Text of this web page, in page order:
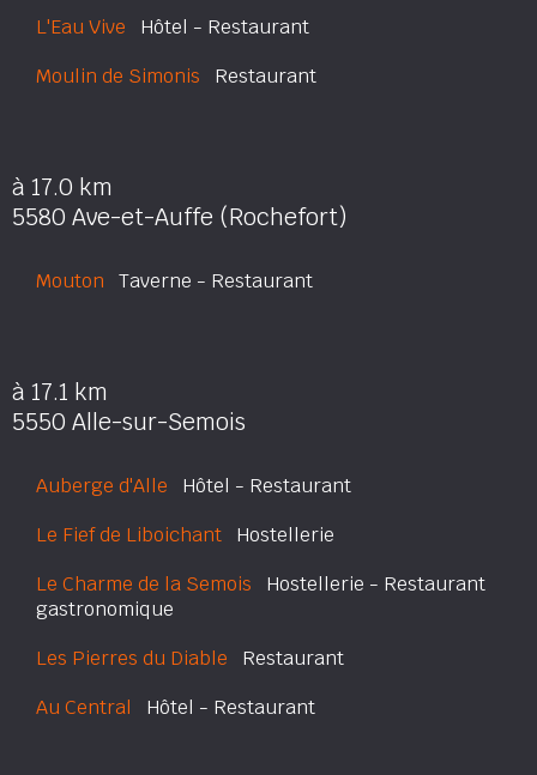
L'Eau Vive Hôtel - Restaurant
Moulin de Simonis Restaurant
à 17.0 km
5580 Ave-et-Auffe (Rochefort)
Mouton Taverne - Restaurant
à 17.1 km
5550 Alle-sur-Semois
Auberge d'Alle Hôtel - Restaurant
Le Fief de Liboichant Hostellerie
Le Charme de la Semois Hostellerie - Restaurant
gastronomique
Les Pierres du Diable Restaurant
Au Central Hôtel - Restaurant